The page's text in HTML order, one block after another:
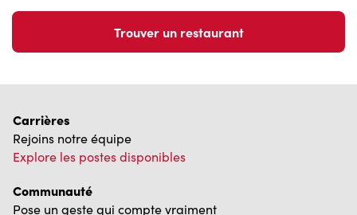
Trouver un restaurant
Rejoins notre équipe
Explore les postes disponibles
Communauté
Pose un geste qui compte vraiment
En savoir plus